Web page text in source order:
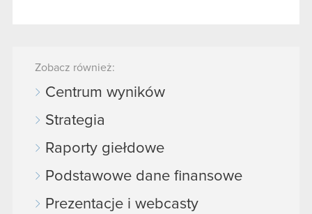
Zobacz również:
Centrum wyników
Strategia
Raporty giełdowe
Podstawowe dane finansowe
Prezentacje i webcasty